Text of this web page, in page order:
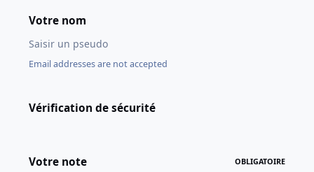
Votre nom
Email addresses are not accepted
Vérification de sécurité
Votre note OBLIGATOIRE